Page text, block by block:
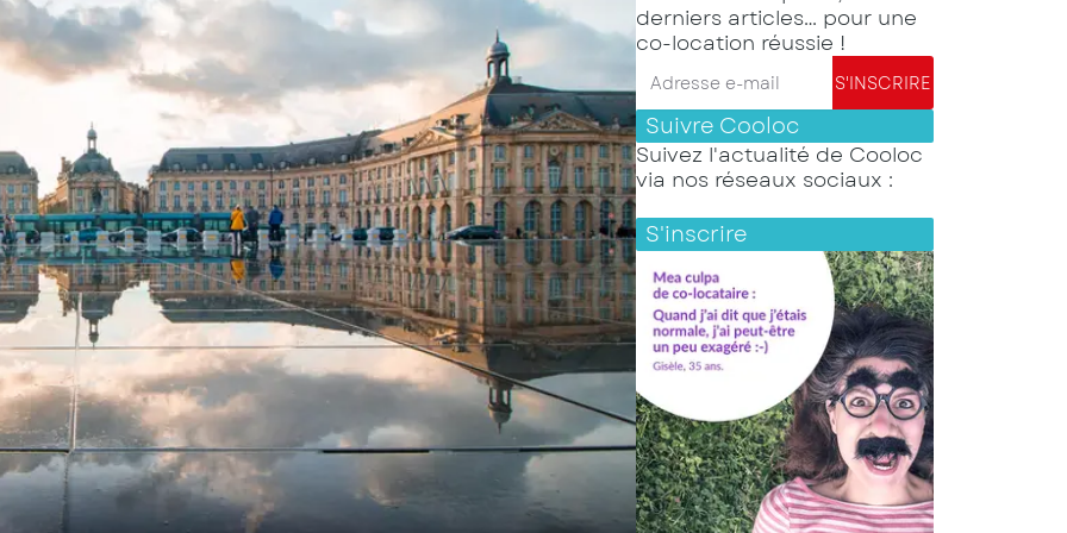
derniers articles… pour une
co-location réussie !
Adresse e-mail S'INSCRIRE
Suivre Cooloc
Suivez l'actualité de Cooloc
via nos réseaux sociaux :
S'inscrire